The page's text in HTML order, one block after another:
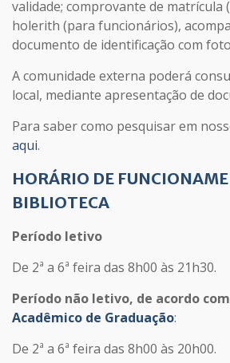
validade; comprovante de matrícula
holerith (para funcionários),
documento de identificação com
A comunidade externa poderá
local, mediante apresentação de
Para saber como pesquisar em
aqui.
HORÁRIO DE
BIBLIOTECA
Período letivo
De 2ª a 6ª feira das 8h00 às 21h30.
Período não letivo, de acordo
Acadêmico de Graduação:
De 2ª a 6ª feira das 8h00 às 20h00.